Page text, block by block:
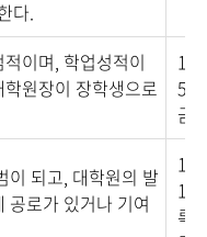
다.
이며, 학업성적이
원장이 장학생으로
1
금
이 되고, 대학원의 발
공로가 있거나 기여
1
록